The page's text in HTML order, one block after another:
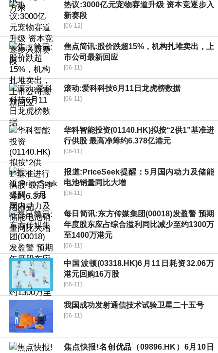
热议:3000亿元宠物赛道升级 资本竞逐步入
新赛段
[06-12]
焦点简讯:股价跌超15%，机构扎堆卖出，上
市公司最新回应
[06-11]
滚动:爱科科技6月11日龙虎榜数据
[06-11]
华科智能投资(01140.HK)拟按“2供1”基准进
行供股 最高净筹约6.378亿港元
[06-11]
报道:PriceSeek提醒：5月国内动力及储能
电池销量同比大增
[06-11]
每日简讯:东方传媒集团(00018)发盈警 预期
年度股东应占综合溢利同比减少至约1300万
至1400万港元
[06-11]
中国波顿(03318.HK)6月11日耗资32.06万
港元回购16万股
[06-11]
我国成功发射通信技术试验卫星二十五号
[06-11]
焦点快报!名创优品（09896.HK）6月10日